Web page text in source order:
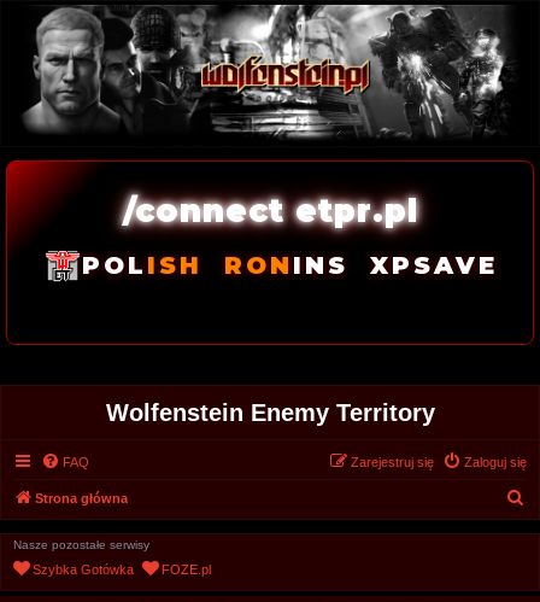
/connect etpr.pl
POL ISH RONINS XPSAVE
Wolfenstein Enemy Territory
FAQ Zaloguj się
Zarejestruj się
Strona główna
Nasze pozostałe serwisy
Szybka Gotówka FOZE.pl